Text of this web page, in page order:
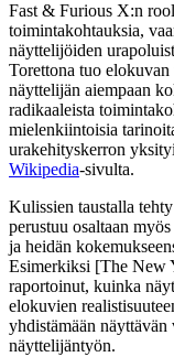
Fast & Furious X:n
toimintakohtauksia,
näyttelijöiden
Torettona tuo
näyttelijän aiempaan
radikaaleista
mielenkiintoisia
urakehityskerron
Wikipedia-sivulta.
Kulissien taustalla
perustuu osaltaan
ja heidän
Esimerkiksi [The New
raportoinut, kuinka
elokuvien
yhdistämään näyttävän
näyttelijäntyön.